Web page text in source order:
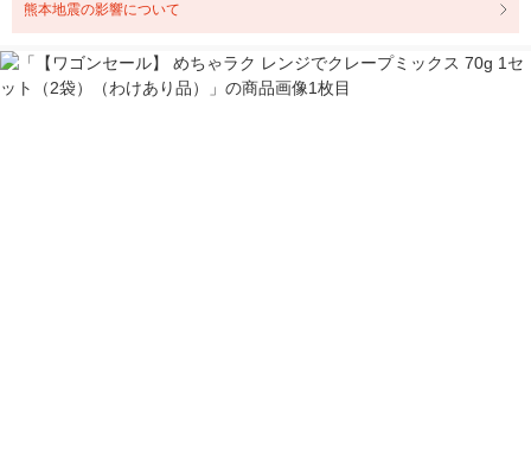
熊本地震の影響について